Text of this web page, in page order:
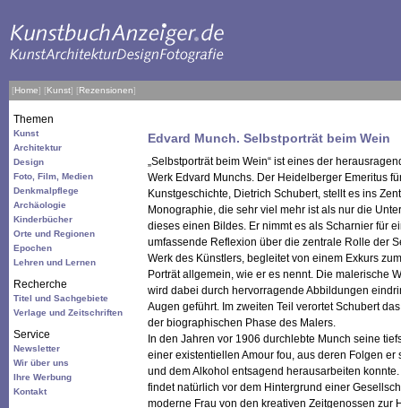
[Home] [Kunst] [Rezensionen]
Themen
Kunst
Architektur
Design
Foto, Film, Medien
Denkmalpflege
Archäologie
Kinderbücher
Orte und Regionen
Epochen
Lehren und Lernen
Recherche
Titel und Sachgebiete
Verlage und Zeitschriften
Service
Newsletter
Wir über uns
Ihre Werbung
Kontakt
Edvard Munch. Selbstporträt beim Wein
„Selbstporträt beim Wein“ ist eines der
Werk Edvard Munchs. Der Heidelberger Emeritus
Kunstgeschichte, Dietrich Schubert, stellt es ins
Monographie, die sehr viel mehr ist als nur die
dieses einen Bildes. Er nimmt es als Scharnier für
umfassende Reflexion über die zentrale Rolle der
Werk des Künstlers, begleitet von einem Exkurs
Porträt allgemein, wie er es nennt. Die malerische
wird dabei durch hervorragende Abbildungen
Augen geführt. Im zweiten Teil verortet Schubert
der biographischen Phase des Malers.
In den Jahren vor 1906 durchlebte Munch seine
einer existentiellen Amour fou, aus deren Folgen er
und dem Alkohol entsagend herausarbeiten
findet natürlich vor dem Hintergrund einer
moderne Frau von den kreativen Zeitgenossen zur